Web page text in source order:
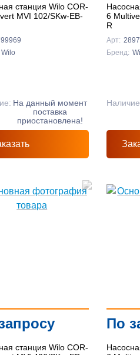
станция Wilo COR-
MVI 102/SKw-EB-
Wilo
На данный момент
поставка
приостановлена!
6
R
Арт:
Бренд:
станция Wilo COR-
По